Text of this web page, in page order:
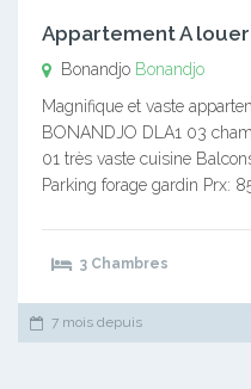
Appartement A
Bonandjo Bonandjo
Magnifique et vaste
BONANDJO DLA1 03
01 très vaste cuisine
Parking forage gardin Prx:
3 Chambres
7 mois depuis